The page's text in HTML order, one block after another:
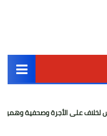
أخبار مصروصحفية وهمية